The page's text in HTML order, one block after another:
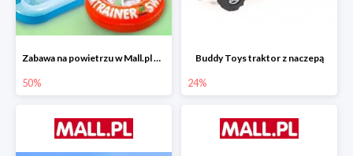
Zabawa na powietrzu w Mall.pl do -50%
50%
Buddy Toys traktor z naczepą
24%